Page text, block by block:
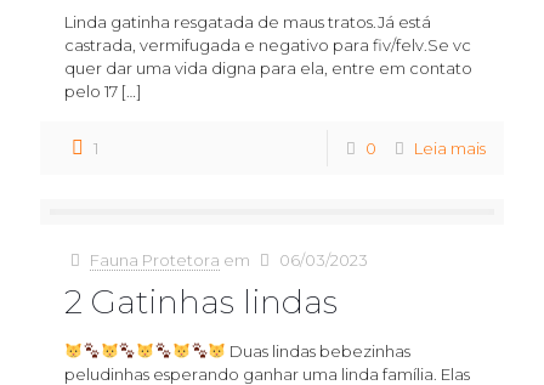
Linda gatinha resgatada de maus tratos.Já está
castrada, vermifugada e negativo para fiv/felv.Se vc
quer dar uma vida digna para ela, entre em contato
pelo 17 […]
1 0 Leia mais
Fauna Protetora em 06/03/2023
2 Gatinhas lindas
Duas lindas bebezinhas
peludinhas esperando ganhar uma linda família. Elas